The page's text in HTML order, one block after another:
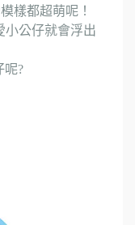
樣都超萌呢！
小公仔就會浮出
呢?